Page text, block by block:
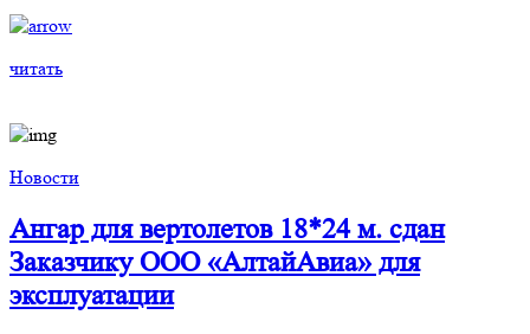
читать
Новости
Ангар для вертолетов 18*24 м. сдан
Заказчику ООО «АлтайАвиа» для
эксплуатации